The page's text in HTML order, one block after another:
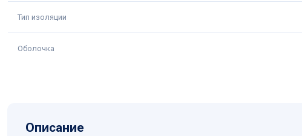
Тип изоляции
Оболочка
Описание